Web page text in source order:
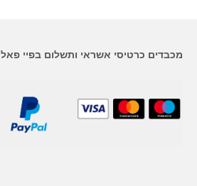
מכבדים כרטיסי אשראי ותשלום בפיי פאל